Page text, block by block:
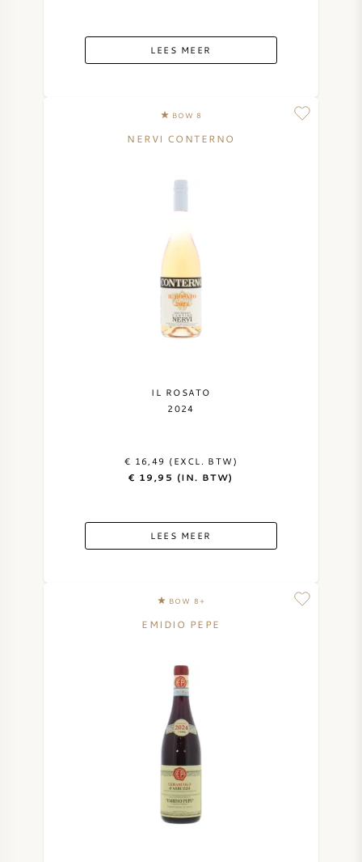
LEES MEER
BOW 8
NERVI CONTERNO
IL ROSATO
2024
€ 16,49 (EXCL. BTW)
€ 19,95 (IN. BTW)
LEES MEER
BOW 8+
EMIDIO PEPE